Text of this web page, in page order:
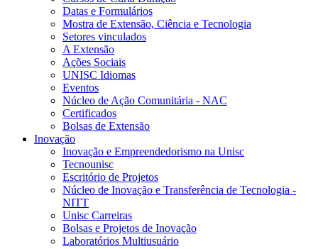
Datas e Formulários
Mostra de Extensão, Ciência e Tecnologia
Setores vinculados
A Extensão
Ações Sociais
UNISC Idiomas
Eventos
Núcleo de Ação Comunitária - NAC
Certificados
Bolsas de Extensão
Inovação
Inovação e Empreendedorismo na Unisc
Tecnounisc
Escritório de Projetos
Núcleo de Inovação e Transferência de Tecnologia -
NITT
Unisc Carreiras
Bolsas e Projetos de Inovação
Laboratórios Multiusuário